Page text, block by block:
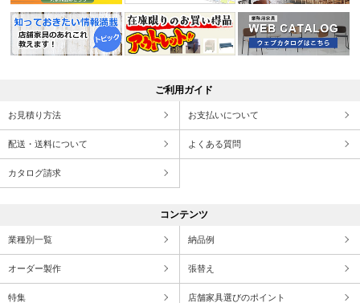
ご利用ガイド
お見積り方法 お支払いについて
配送・送料について よくある質問
カタログ請求
コンテンツ
業種別一覧 納品例
オーダー製作 張替え
特集 店舗家具選びのポイント